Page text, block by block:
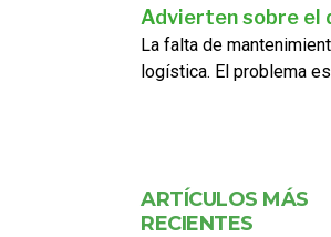
Advierten sobre el
La falta de
logística. El problema
ARTÍCULOS MÁS
RECIENTES